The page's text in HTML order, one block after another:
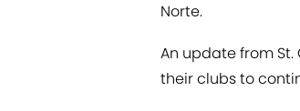
Norte.
An update from St.
their clubs to